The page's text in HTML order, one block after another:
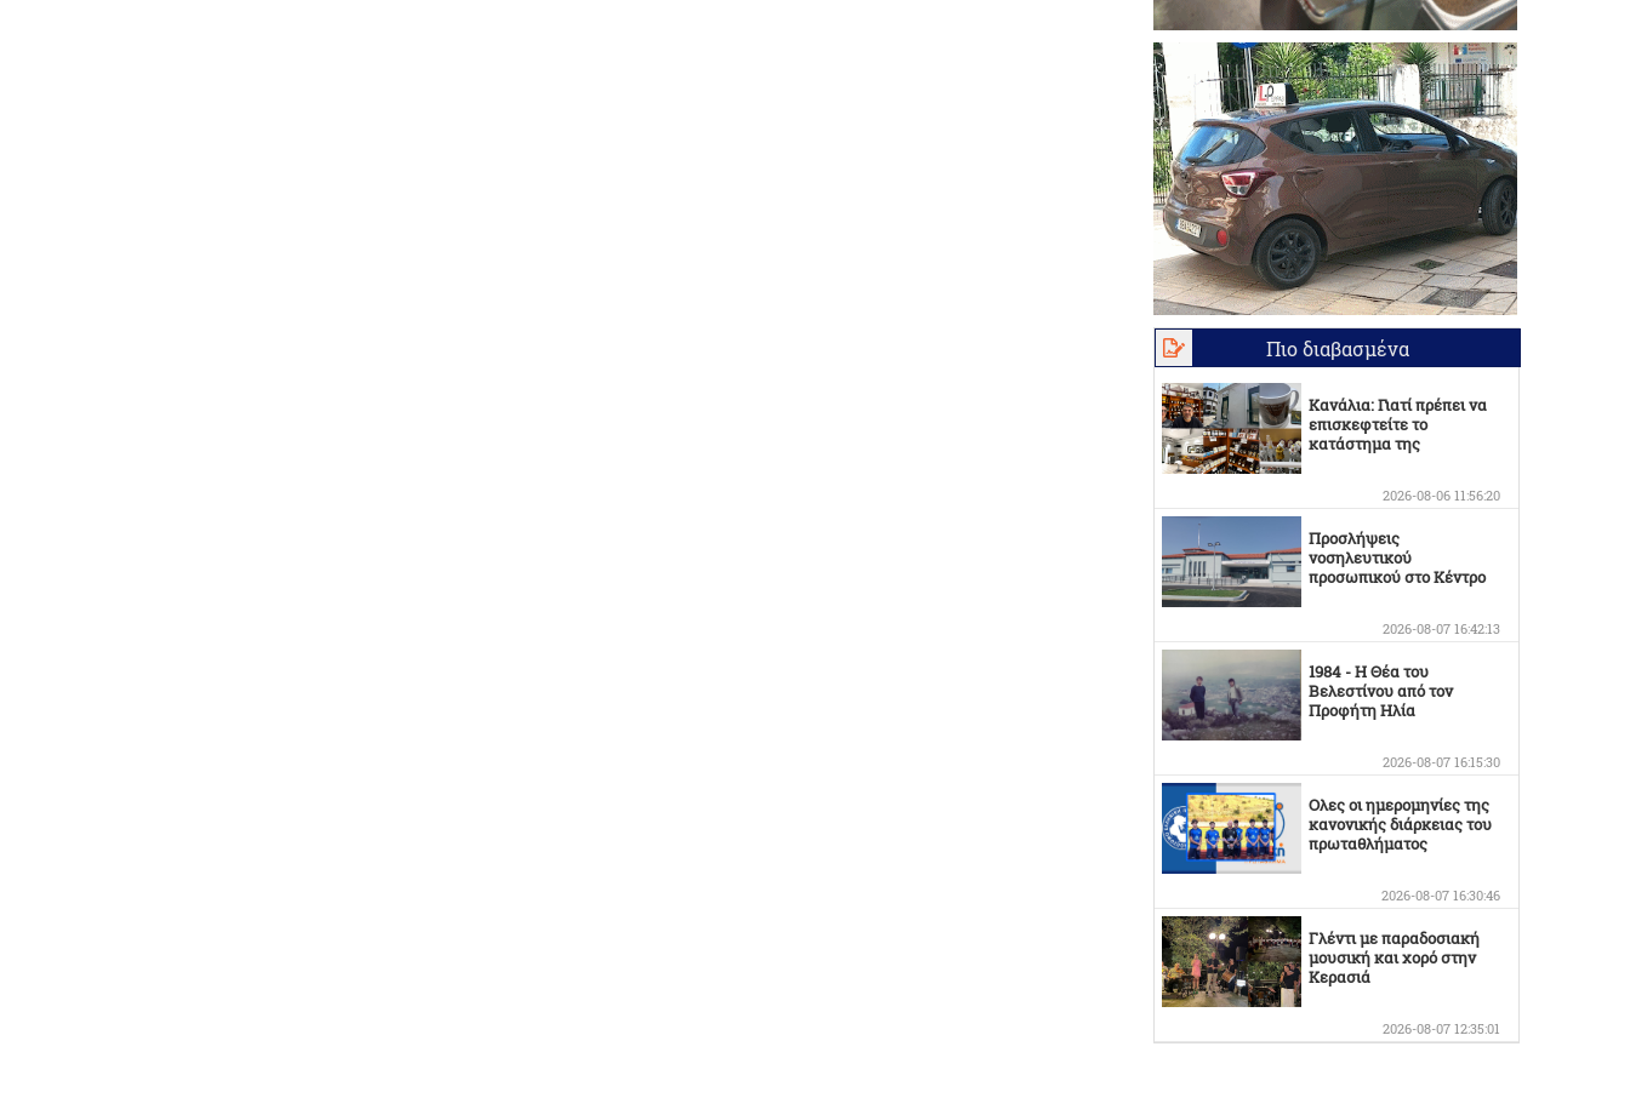
Πιο διαβασμένα
Κανάλια: Γιατί πρέπει να
επισκεφτείτε το
κατάστημα της
2026-08-06 11:56:20
Προσλήψεις
νοσηλευτικού
προσωπικού στο Κέντρο
2026-08-07 16:42:13
1984 - Η Θέα του
Βελεστίνου από τον
Προφήτη Ηλία
2026-08-07 16:15:30
Ολες οι ημερομηνίες της
κανονικής διάρκειας του
πρωταθλήματος
2026-08-07 16:30:46
Γλέντι με παραδοσιακή
μουσική και χορό στην
Κερασιά
2026-08-07 12:35:01